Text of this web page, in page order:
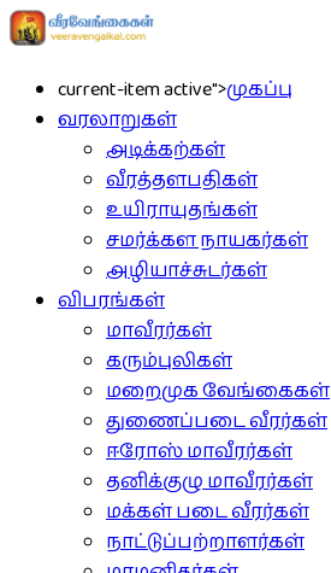
current-item active">முகப்பு
வரலாறுகள்
அடிக்கற்கள்
வீரத்தளபதிகள்
உயிராயுதங்கள்
சமர்க்கள நாயகர்கள்
அழியாச்சுடர்கள்
விபரங்கள்
மாவீரர்கள்
கரும்புலிகள்
மறைமுக வேங்கைகள்
துணைப்படை வீரர்கள்
ஈரோஸ் மாவீரர்கள்
தனிக்குழு மாவீரர்கள்
மக்கள் படை வீரர்கள்
நாட்டுப்பற்றாளர்கள்